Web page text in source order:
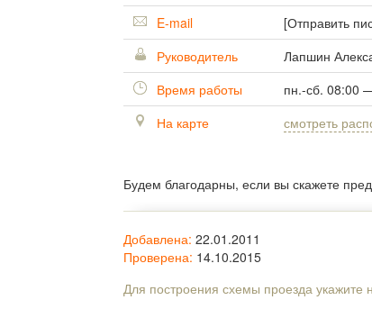
E-mail
[Отправить
Руководитель
Лапшин
Время работы
пн.-сб. 08:00
На карте
смотреть
Будем благодарны, если вы скажете
Добавлена: 22.01.2011
Проверена: 14.10.2015
Для построения схемы проезда укажите